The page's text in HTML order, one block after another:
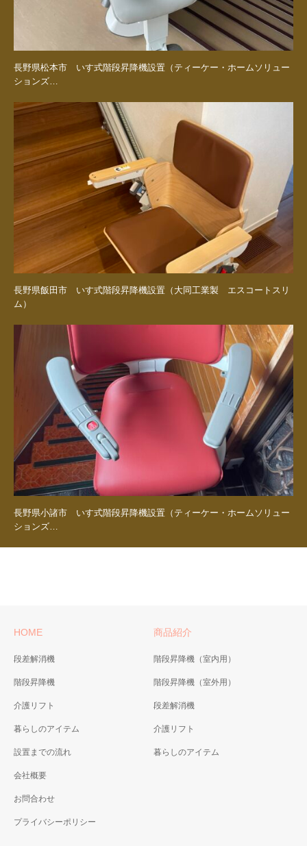
長野県松本市 いす式階段昇降機設置（ティーケー・ホームソリュー
ションズ…
長野県飯田市 いす式階段昇降機設置（大同工業製 エスコートスリ
ム）
長野県小諸市 いす式階段昇降機設置（ティーケー・ホームソリュー
ションズ…
HOME
段差解消機
階段昇降機
介護リフト
暮らしのアイテム
設置までの流れ
会社概要
お問合わせ
プライバシーポリシー
商品紹介
階段昇降機（室内用）
階段昇降機（室外用）
段差解消機
介護リフト
暮らしのアイテム